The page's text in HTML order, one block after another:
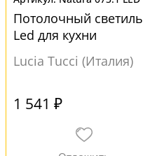
Потолочный
Led для кухни
Lucia Tucci (Италия)
1 541 ₽